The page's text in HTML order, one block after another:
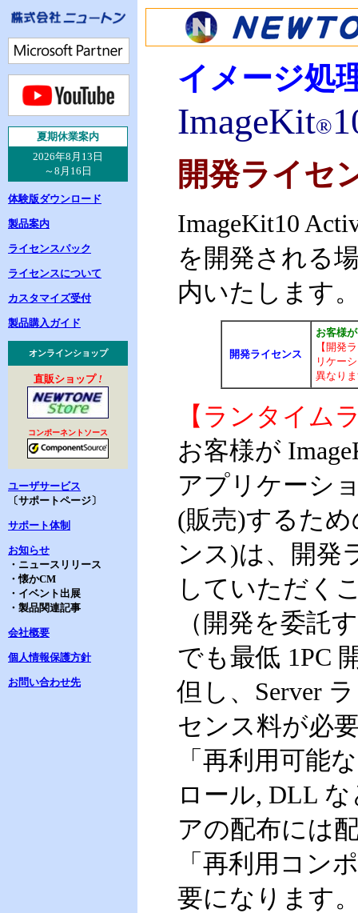
夏期休業案内
2026年8月13日
～8月16日
体験版ダウンロード
製品案内
ライセンスパック
ライセンスについて
カスタマイズ受付
製品購入ガイド
オンラインショップ
直販ショップ!
コンポーネントソース
ユーザサービス
〔サポートページ〕
サポート体制
お知らせ
・ニュースリリース
・懐かCM
・イベント出展
・製品関連記事
会社概要
個人情報保護方針
お問い合わせ先
イメージ処
ImageKit®
開発ライセ
ImageKit10
を開発される
内いたします
開発ライセンス
お客様
【開発
リケー
異なり
【ランタイム
お客様が
アプリケーシ
(販売)するた
ンス)は、開発
していただく
（開発を委託
でも最低 1PC
但し、Server
センス料が必
「再利用可能
ロール, DLL
アの配布には
「再利用コン
要になります